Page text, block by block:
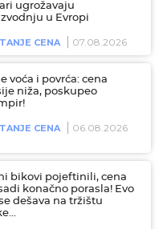
ugrožavaju
u Evropi
CENA 07.08.2026
voća i povrća: cena
niža, poskupeo
CENA 06.08.2026
bikovi pojeftinili, cena
konačno porasla! Evo
dešava na tržištu